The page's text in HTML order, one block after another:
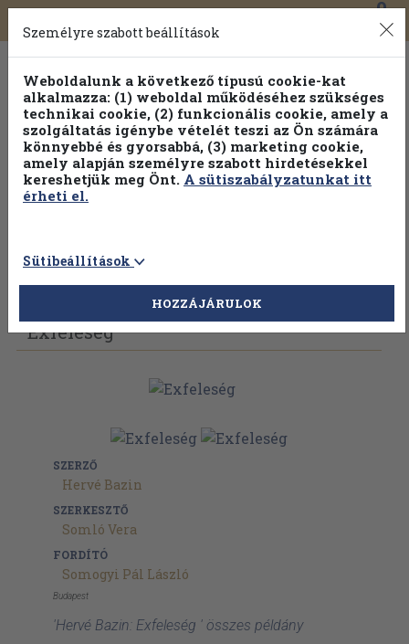
Toggle
navigation
0
Vissza az előző oldalra Válasszon példányt
Exfeleség
SZERZŐ
Hervé Bazin
SZERKESZTŐ
Somló Vera
FORDÍTÓ
Somogyi Pál László
Budapest
'Hervé Bazin: Exfeleség ' összes példány
Személyre szabott beállítások
Weboldalunk a következő típusú cookie-kat
alkalmazza: (1) weboldal működéséhez szükséges
technikai cookie, (2) funkcionális cookie, amely a
szolgáltatás igénybe vételét teszi az Ön számára
könnyebbé és gyorsabbá, (3) marketing cookie,
amely alapján személyre szabott hirdetésekkel
kereshetjük meg Önt. A sütiszabályzatunkat itt
érheti el.
Sütibeállítások
HOZZÁJÁRULOK